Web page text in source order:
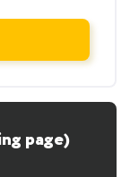
page)